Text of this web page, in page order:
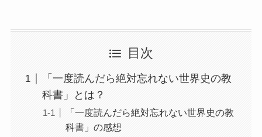
目次
「一度読んだら絶対忘れない世界史の教
科書」とは？
「一度読んだら絶対忘れない世界史の教
科書」の感想